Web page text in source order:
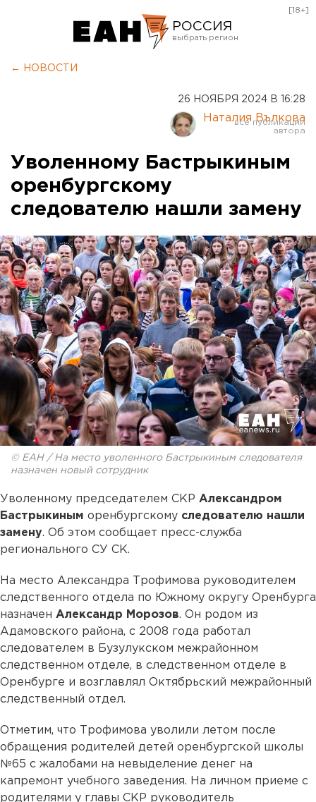
РОССИЯ
Курган
Оренбург
[18+]
← НОВОСТИ
26 НОЯБРЯ 2024 В 16:28
Наталия Вълкова
Уволенному Бастрыкиным
оренбургскому
следователю нашли замену
© ЕАН / На место уволенного Бастрыкиным следователя
назначен новый сотрудник
Уволенному председателем СКР Александром
Бастрыкиным оренбургскому следователю нашли
замену. Об этом сообщает пресс-служба
регионального СУ СК.
На место Александра Трофимова руководителем
следственного отдела по Южному округу Оренбурга
назначен Александр Морозов. Он родом из
Адамовского района, с 2008 года работал
следователем в Бузулукском межрайонном
следственном отделе, в следственном отделе в
Оренбурге и возглавлял Октябрьский межрайонный
следственный отдел.
Отметим, что Трофимова уволили летом после
обращения родителей детей оренбургской школы
№65 с жалобами на невыделение денег на
капремонт учебного заведения. На личном приеме с
родителями у главы СКР руководитель